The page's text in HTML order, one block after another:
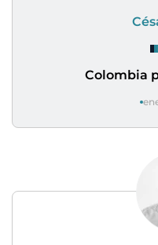
Colombia